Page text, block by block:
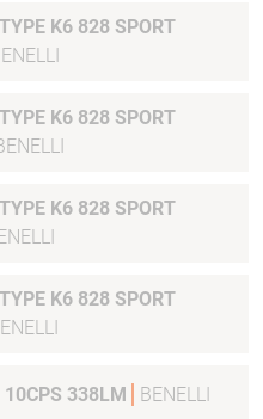
K6 828 SPORT
K6 828 SPORT
K6 828 SPORT
K6 828 SPORT
10CPS 338LM BENELLI